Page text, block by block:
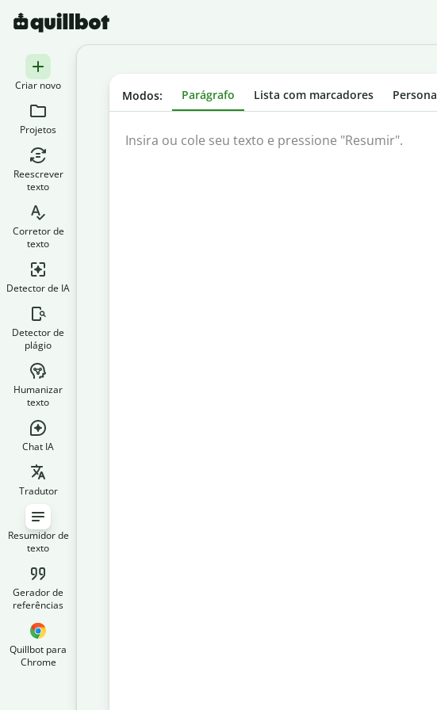
Criar novo
Projetos
Reescrever
texto
Corretor de
texto
Detector de IA
Detector de
plágio
Humanizar
texto
Chat IA
Tradutor
Resumidor de
texto
Gerador de
referências
Quillbot para
Chrome
Modos: Parágrafo Lista com marcadores